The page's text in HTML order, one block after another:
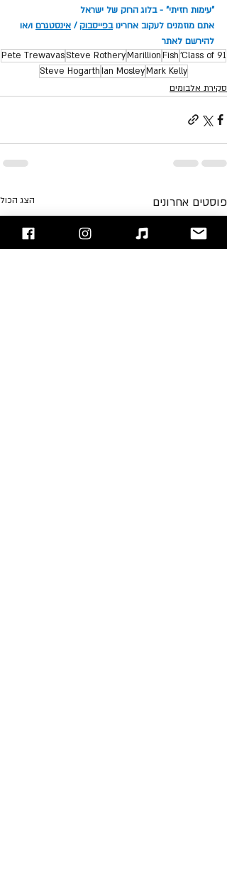
"עימות חזיתי" - בלוג הרוק של ישראל
אתם מוזמנים לעקוב אחרינו בפייסבוק / אינסטגרם ו/או
להירשם לאתר
Class of 91'
Fish
Marillion
Steve Rothery
Pete Trewavas
Mark Kelly
Ian Mosley
Steve Hogarth
סקירת אלבומים
פוסטים אחרונים הצג הכול